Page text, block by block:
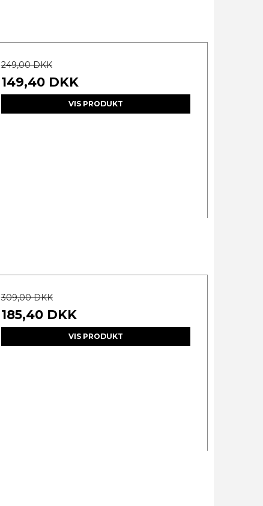
249,00 DKK
149,40 DKK
VIS PRODUKT
309,00 DKK
185,40 DKK
VIS PRODUKT